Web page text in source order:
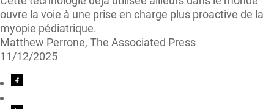
ouvre la voie à une prise en charge plus proactive de la
myopie pédiatrique.
Matthew Perrone, The Associated Press
11/12/2025